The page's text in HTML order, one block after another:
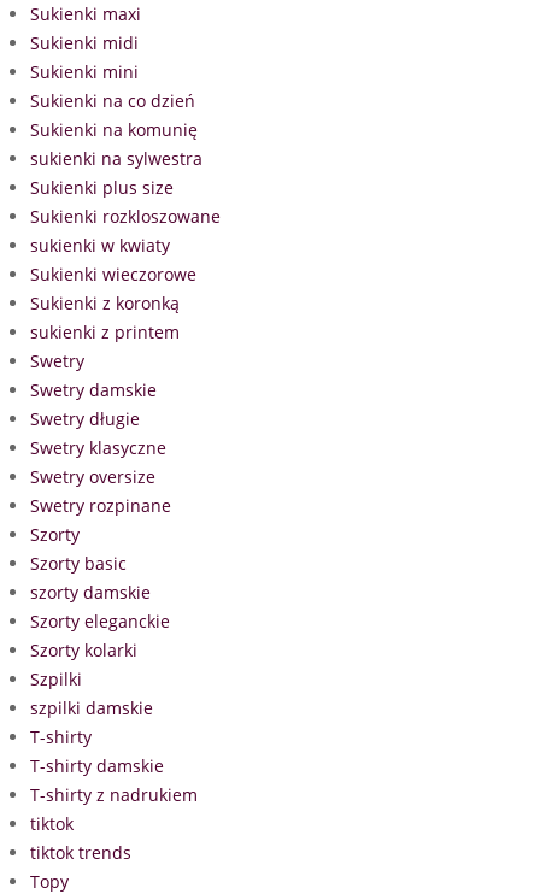
Sukienki maxi
Sukienki midi
Sukienki mini
Sukienki na co dzień
Sukienki na komunię
sukienki na sylwestra
Sukienki plus size
Sukienki rozkloszowane
sukienki w kwiaty
Sukienki wieczorowe
Sukienki z koronką
sukienki z printem
Swetry
Swetry damskie
Swetry długie
Swetry klasyczne
Swetry oversize
Swetry rozpinane
Szorty
Szorty basic
szorty damskie
Szorty eleganckie
Szorty kolarki
Szpilki
szpilki damskie
T-shirty
T-shirty damskie
T-shirty z nadrukiem
tiktok
tiktok trends
Topy